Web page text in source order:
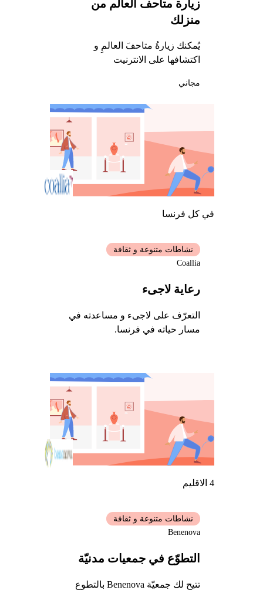
زيارة متاحف العالم من
منزلك
يُمكنك زيارةُ متاحفَ العالمِ و
اكتشافها على الانترنيت
مجاني
في كل فرنسا
رعاية لاجىء
التعرّف على لاجىء و مساعدته في
مسار حياته في فرنسا.
نشاطات متنوعة و ثقافة
Coallia
4 الاقليم
التطوّع في جمعيات مدنيّة
تتيح لك جمعيّة Benenova بالتطوع
نشاطات متنوعة و ثقافة
Benenova